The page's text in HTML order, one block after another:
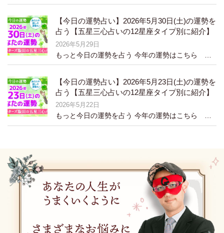
【今日の運勢占い】2026年5月30日(土)の運勢を
占う【五星三心占いの12星座タイプ別に紹介】
2026年5月29日
【今日の運勢占い】2026年5月23日(土)の運勢を
占う【五星三心占いの12星座タイプ別に紹介】
2026年5月22日
もっと今日の運勢を占う 今年の運勢はこちら 今月の運勢はこちら 今日の運勢はこち…